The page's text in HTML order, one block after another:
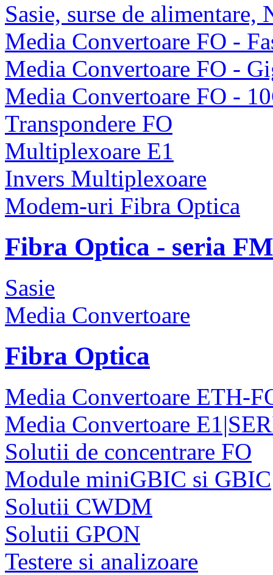
Sasie, surse de alimentare,
Media Convertoare FO -
Media Convertoare FO -
Media Convertoare FO -
Transpondere FO
Multiplexoare E1
Invers Multiplexoare
Modem-uri Fibra Optica
Fibra Optica - seria
Sasie
Media Convertoare
Fibra Optica
Media Convertoare ETH-
Media Convertoare
Solutii de concentrare FO
Module miniGBIC si GBIC
Solutii CWDM
Solutii GPON
Testere si analizoare